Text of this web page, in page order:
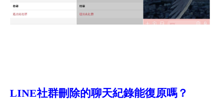
LINE社群刪除的聊天紀錄能復原嗎？